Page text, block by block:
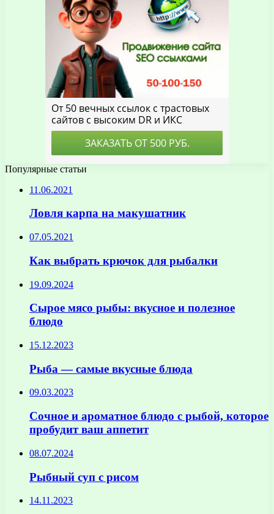
Популярные статьи
11.06.2021
Ловля карпа на макушатник
07.05.2021
Как выбрать крючок для рыбалки
19.09.2024
Сырое мясо рыбы: вкусное и полезное
блюдо
15.12.2023
Рыба — самые вкусные блюда
09.03.2023
Сочное и ароматное блюдо с рыбой, которое
пробудит ваш аппетит
08.07.2024
Рыбный суп с рисом
14.11.2023